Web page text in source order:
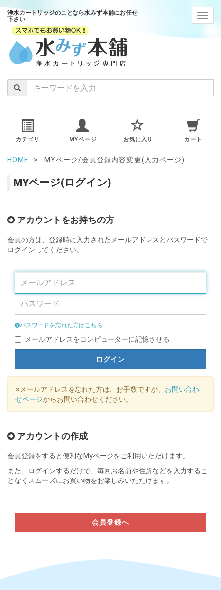
浄水カートリッジのことなら水みず本舗にお任せ
下さい
カテゴリ MYページ お気に入り カート
HOME MYページ/会員登録内容変更(入力ページ)
MYページ(ログイン)
アカウントをお持ちの方
会員の方は、登録時に入力されたメールアドレスとパスワードで
ログインしてください。
パスワードを忘れた方はこちら
メールアドレスをコンピューターに記憶させる
ログイン
※メールアドレスを忘れた方は、お手数ですが、 お問い合わ
せページからお問い合わせください。
アカウントの作成
会員登録をすると便利なMyページをご利用いただけます。
また、ログインするだけで、毎回お名前や住所などを入力するこ
となくスムーズにお買い物をお楽しみいただけます。
会員登録へ